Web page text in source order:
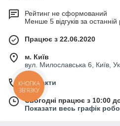
Рейтинг не сформований
Менше 5 відгуків за останній
Працює з 22.06.2020
м. Київ
вул. Милославська 6, Київ,
Контакти
Сьогодні працює з 10:00
Показати весь графік
КНОПКА
ЗВ'ЯЗКУ